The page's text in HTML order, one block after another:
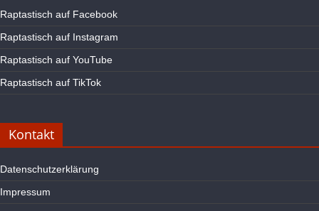
Raptastisch auf Facebook
Raptastisch auf Instagram
Raptastisch auf YouTube
Raptastisch auf TikTok
Kontakt
Datenschutzerklärung
Impressum